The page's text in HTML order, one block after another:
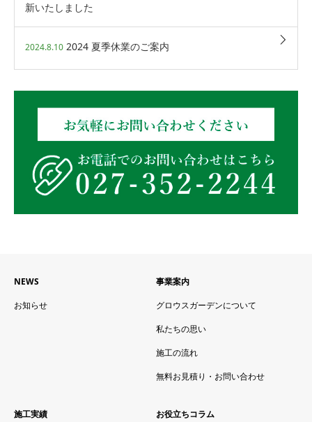
新いたしました
2024.8.10 2024 夏季休業のご案内
NEWS
お知らせ
事業案内
グロウスガーデンについて
私たちの思い
施工の流れ
無料お見積り・お問い合わせ
施工実績
お役立ちコラム